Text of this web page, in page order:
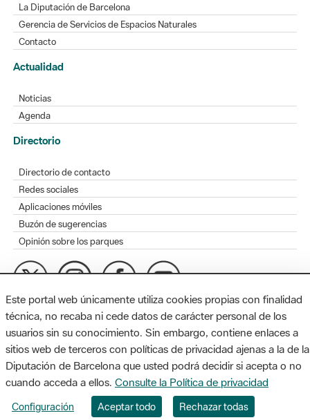
La Diputación de Barcelona
Gerencia de Servicios de Espacios Naturales
Contacto
Actualidad
Noticias
Agenda
Directorio
Directorio de contacto
Redes sociales
Aplicaciones móviles
Buzón de sugerencias
Opinión sobre los parques
MAPA WEB
Diputación de Barcelona. Edifici Llacuna, 1a planta. Badajoz, 49.
08005 Barcelona. Tel. 934 022 428 / xarxaparcs@diba.cat
Este portal web únicamente utiliza cookies propias con finalidad
técnica, no recaba ni cede datos de carácter personal de los
usuarios sin su conocimiento. Sin embargo, contiene enlaces a
sitios web de terceros con políticas de privacidad ajenas a la de la
Diputación de Barcelona que usted podrá decidir si acepta o no
cuando acceda a ellos. Consulte la Política de privacidad
Configuración Aceptar todo Rechazar todas